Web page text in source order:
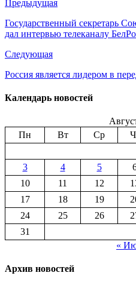
Предыдущая
Государственный секретарь
дал интервью телеканалу
Следующая
Россия является лидером в
Календарь новостей
Пн
Вт Ср
3
4 5
10
11 12
17
18 19
24
25 26
31
«
Архив новостей